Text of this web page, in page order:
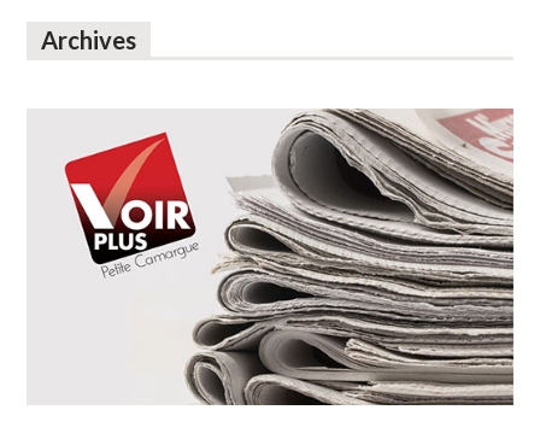
Archives